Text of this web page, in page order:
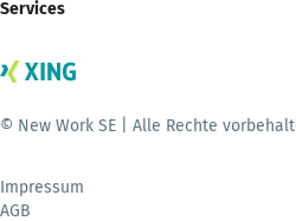
Services
© New Work SE | Alle Rechte
Impressum
AGB